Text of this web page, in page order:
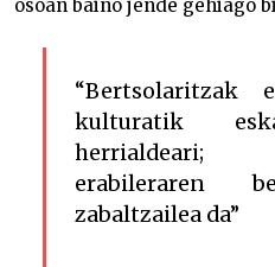
osoan baino jende gehiago
“Bertsolaritzak
kulturatik
erabileraren
zabaltzailea da”